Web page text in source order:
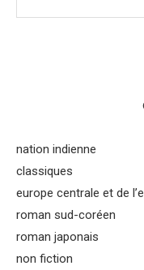
nation indienne
classiques
europe centrale et de
roman sud-coréen
roman japonais
non fiction